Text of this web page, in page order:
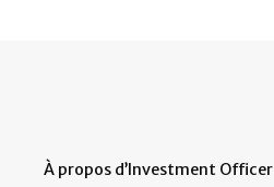
À propos d’Investment Officer